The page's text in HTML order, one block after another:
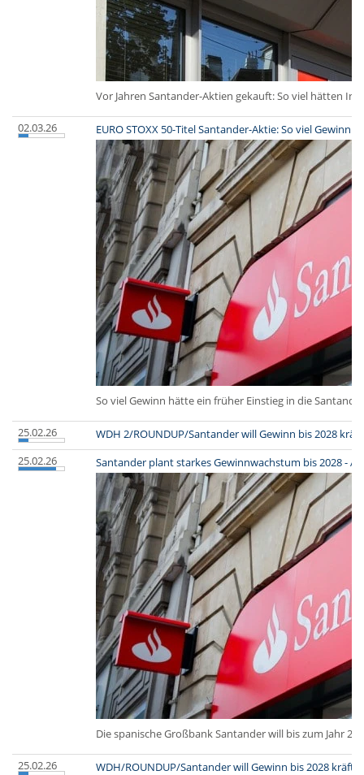
Vor Jahren Santander-Aktien gekauft: So viel hätten
02.03.26 EURO STOXX 50-Titel Santander-Aktie: So viel
So viel Gewinn hätte ein früher Einstieg in die
25.02.26
WDH 2/ROUNDUP/Santander will Gewinn bis 2028
25.02.26
Santander plant starkes Gewinnwachstum bis 2028 -
Die spanische Großbank Santander will bis zum Jahr
25.02.26
WDH/ROUNDUP/Santander will Gewinn bis 2028